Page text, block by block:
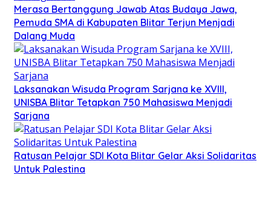
Merasa Bertanggung Jawab Atas Budaya Jawa,
Pemuda SMA di Kabupaten Blitar Terjun Menjadi
Dalang Muda
Laksanakan Wisuda Program Sarjana ke XVIII,
UNISBA Blitar Tetapkan 750 Mahasiswa Menjadi
Sarjana
Ratusan Pelajar SDI Kota Blitar Gelar Aksi Solidaritas
Untuk Palestina